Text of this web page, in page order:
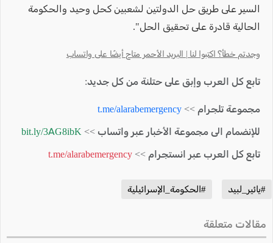
السير على طريق حل الدولتين لشعبين كحل وحيد والحكومة
الحالية قادرة على تحقيق الحل".
وجدتم خطأ؟ اكتبوا لنا | البريد الأحمر متاح أيضًا على واتساب
تابع كل العرب وإبق على حتلنة من كل جديد:
مجموعة تلجرام >> t.me/alarabemergency
للإنضمام الى مجموعة الأخبار عبر واتساب >> bit.ly/3AG8ibK
تابع كل العرب عبر انستجرام >> t.me/alarabemergency
#يائير_لبيد #الحكومة_الإسرائيلية
مقالات متعلقة